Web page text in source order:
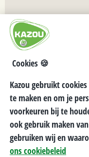
Cookies 🍪
Kazou gebruikt
te maken en om je
voorkeuren bij te
ook gebruik maken
gebruiken wij en
ons cookiebeleid